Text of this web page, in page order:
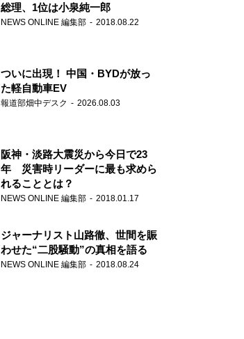
総理、1位は小泉純一郎
NEWS ONLINE 編集部 2018.08.22
ついに出現！ 中国・BYDが放っ
た軽自動車EV
報道部畑中デスク 2026.08.03
阪神・淡路大震災から今日で23
年 災害時リーダーに最も求めら
れることとは？
NEWS ONLINE 編集部 2018.01.17
ジャーナリスト山路徹、世間を賑
わせた“二股騒動”の真相を語る
NEWS ONLINE 編集部 2018.08.24